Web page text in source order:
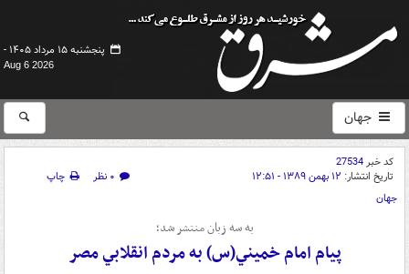
پنجشنبه ۱۵ مرداد ۱۴۰۵ -
Aug 6 2026
جهان
کد خبر27534
تاریخ انتشار: ۱۲ بهمن ۱۳۸۹ - ۱۲:۵۱ ۰ نظر
چاپ
جهان
به سه زبان منتشر شد؛
پيام امام خميني(س) به مردم انقلابي مصر